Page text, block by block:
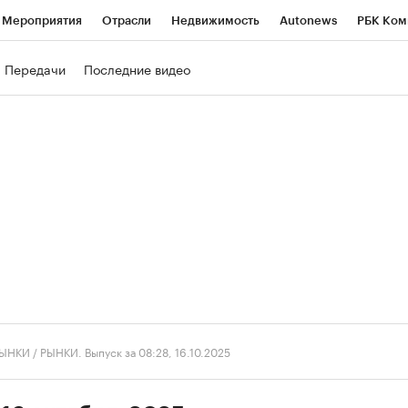
Мероприятия Отрасли Недвижимость Autonews РБК
Передачи Последние видео
/ РЫНКИ. Выпуск за 08:28, 16.10.2025